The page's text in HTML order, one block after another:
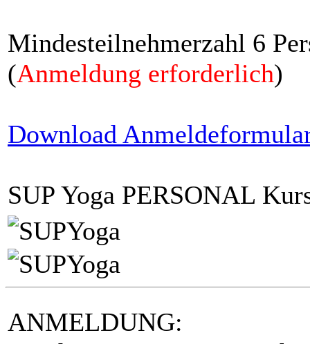
Mindesteilnehmerzahl 6
(Anmeldung erforderlich)
Download
SUP Yoga PERSONAL
ANMELDUNG: